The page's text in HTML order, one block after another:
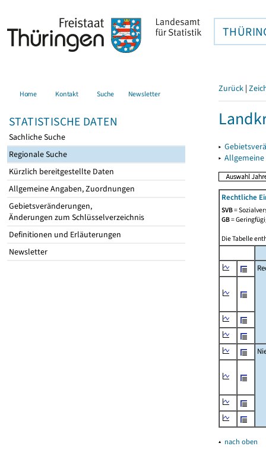
Home Kontakt Suche Newsletter
STATISTISCHE DATEN
Sachliche Suche
Regionale Suche
Kürzlich bereitgestellte Daten
Allgemeine Angaben, Zuordnungen
Gebietsveränderungen,
Änderungen zum Schlüsselverzeichnis
Definitionen und Erläuterungen
Newsletter
Zurück |
▸
▸
Rechtliche
SVB=
GB=
Die Tabelle
▴ nach oben